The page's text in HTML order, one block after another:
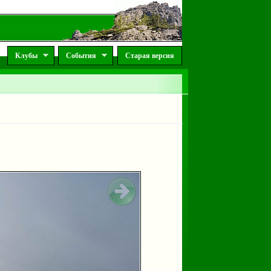
Клубы События Старая версия